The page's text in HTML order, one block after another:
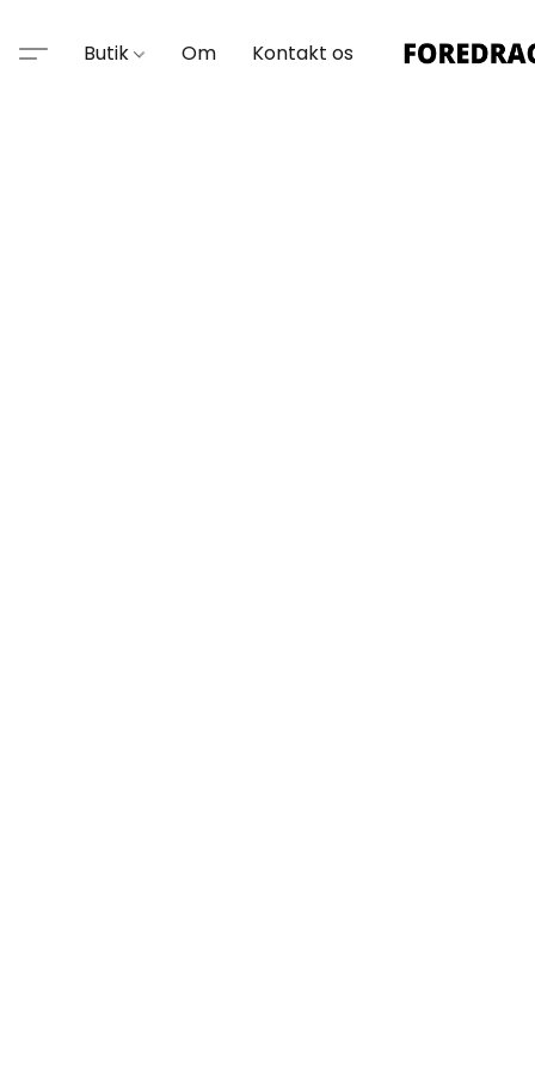
Butik Om Kontakt os